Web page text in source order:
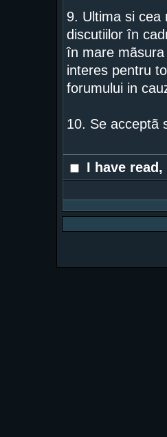
9. Ultima si cea
discutiilor în
în mare
interes pentru
forumului in
10. Se acceptã
I have